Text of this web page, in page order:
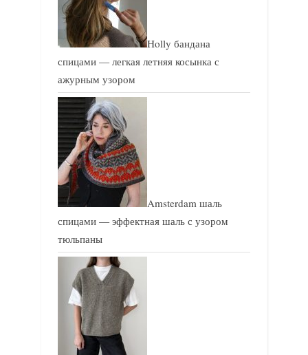
Holly бандана
спицами — легкая летняя косынка с
ажурным узором
Amsterdam шаль
спицами — эффектная шаль с узором
тюльпаны